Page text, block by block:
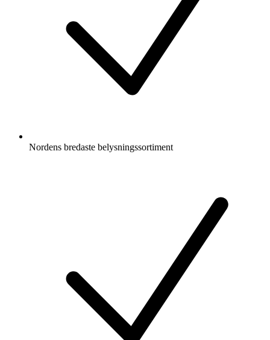
Nordens bredaste belysningssortiment